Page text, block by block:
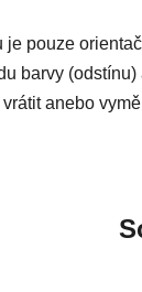
pouze
barvy
anebo